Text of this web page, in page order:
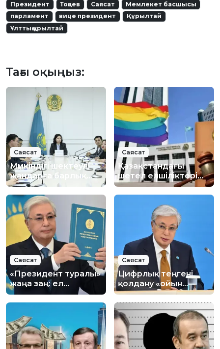
Президент Тоқаев Саясат
Мемлекет басшысы
парламент
вице президент
Құрылтай
Ұлттық құрылтай
Тағы оқыңыз:
Саясат
Мүмкіндігі шектеулі
жандарға барлық
мүмкіндіктер
қарастырылады
Саясат
Қазақстандағы
шетел елшіліктері
ЛГБТ
қауымдастығын
қолдап мәлімдеме
жасады
Саясат
«Президент туралы»
жаңа заң: ел
билігінде не
өзгереді?
Саясат
Цифрлық теңгені
қолдану «ойын
ережесін» өзгертеді
– президент